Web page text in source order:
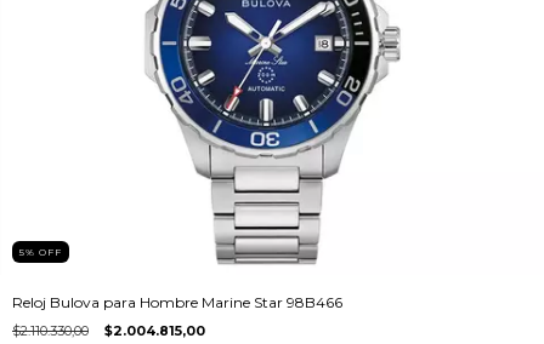
5% OFF
Reloj Bulova para Hombre Marine Star 98B466
$2.110.330,00 $2.004.815,00